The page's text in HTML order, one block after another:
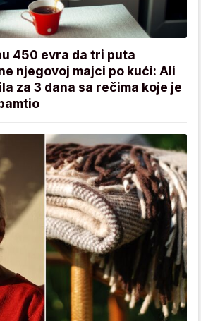
450 evra da tri puta
njegovoj majci po kući: Ali
za 3 dana sa rečima koje je